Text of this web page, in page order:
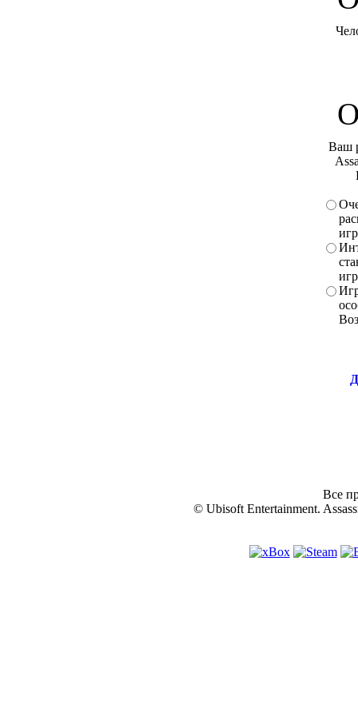
Ваш
Все
© Ubisoft Entertainment.